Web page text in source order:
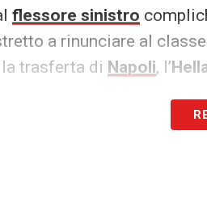
flessore sinistro
a rinunciare al
trasferta di Napoli, l’
DELLE NOSTRE TOP